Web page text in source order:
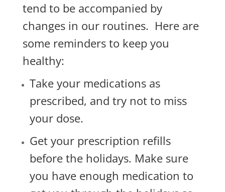
tend to be accompanied by
changes in our routines. Here are
some reminders to keep you
healthy:
Take your medications as
prescribed, and try not to miss
your dose.
Get your prescription refills
before the holidays. Make sure
you have enough medication to